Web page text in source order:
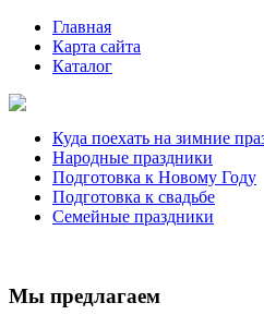
Главная
Карта сайта
Каталог
Куда поехать на зимние
Народные праздники
Подготовка к Новому Году
Подготовка к свадьбе
Семейные праздники
Мы предлагаем